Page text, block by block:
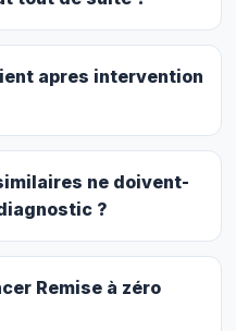
apres intervention
ne doivent-
?
Remise à zéro